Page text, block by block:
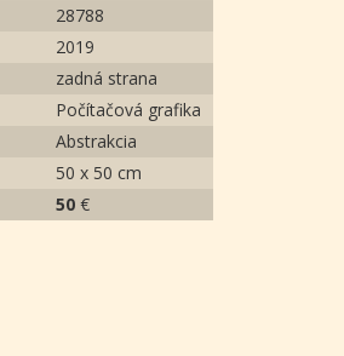
28788
2019
zadná strana
Počítačová grafika
Abstrakcia
50 x 50 cm
50 €